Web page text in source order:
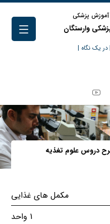
آموزش پزشکی
وارستگان
در یک نگاه |
دروس علوم تغذیه
مکمل های غذایی
1 واحد